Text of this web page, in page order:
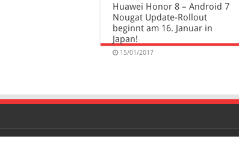
Huawei Honor 8 – Android 7
Nougat Update-Rollout
beginnt am 16. Januar in
Japan!
15/01/2017